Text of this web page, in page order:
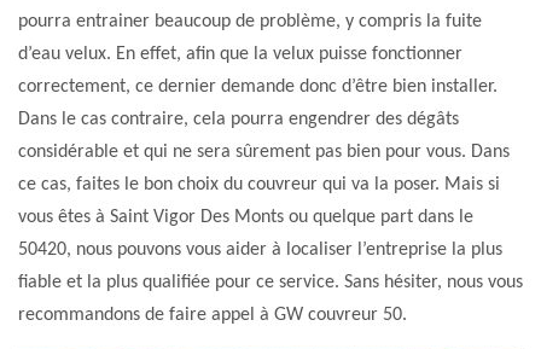
pourra entrainer beaucoup de problème, y compris la fuite
d’eau velux. En effet, afin que la velux puisse fonctionner
correctement, ce dernier demande donc d’être bien installer.
Dans le cas contraire, cela pourra engendrer des dégâts
considérable et qui ne sera sûrement pas bien pour vous. Dans
ce cas, faites le bon choix du couvreur qui va la poser. Mais si
vous êtes à Saint Vigor Des Monts ou quelque part dans le
50420, nous pouvons vous aider à localiser l’entreprise la plus
fiable et la plus qualifiée pour ce service. Sans hésiter, nous vous
recommandons de faire appel à GW couvreur 50.